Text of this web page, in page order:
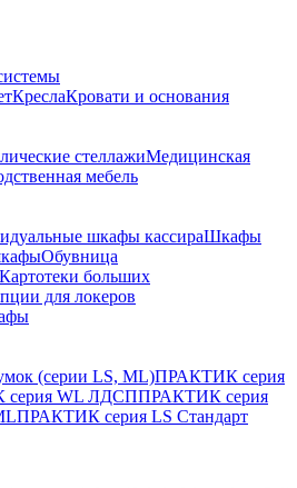
КреслаКровати и основания
стеллажиМедицинская
мебель
шкафы кассираШкафы
Обувница
Картотеки больших
для локеров
(серии LS, ML)ПРАКТИК серия
WL ЛДСППРАКТИК серия
ПРАКТИК cерия LS Стандарт